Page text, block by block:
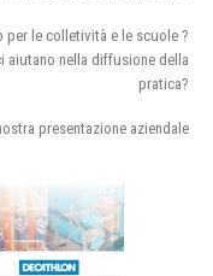
le colletività e le scuole ?
aiutano nella diffusione della
pratica?
presentazione aziendale